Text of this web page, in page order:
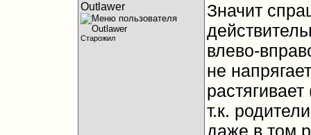
Outlawer
Старожил
Значит
влево-
не
т.к.
даже в том